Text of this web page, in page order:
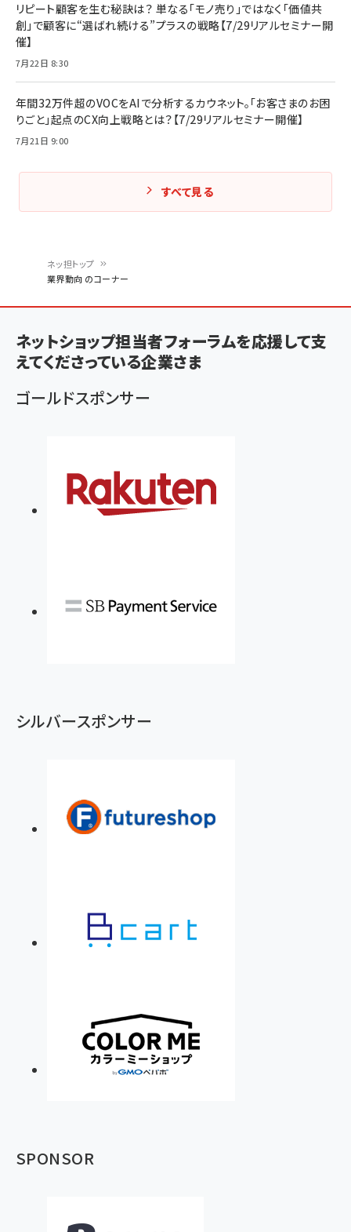
く
ず
ネッ担トップ
業界動向 のコーナー
リピート顧客を生む秘訣は？ 単なる「モノ売り」ではなく「価値共
創」で顧客に“選ばれ続ける”プラスの戦略【7/29リアルセミナー開
催】
7月22日 8:30
年間32万件超のVOCをAIで分析するカウネット。「お客さまのお困
りごと」起点のCX向上戦略とは？【7/29リアルセミナー開催】
7月21日 9:00
すべて見る
ネットショップ担当者フォーラムを応援して支
えてくださっている企業さま
ゴールドスポンサー
シルバースポンサー
SPONSOR